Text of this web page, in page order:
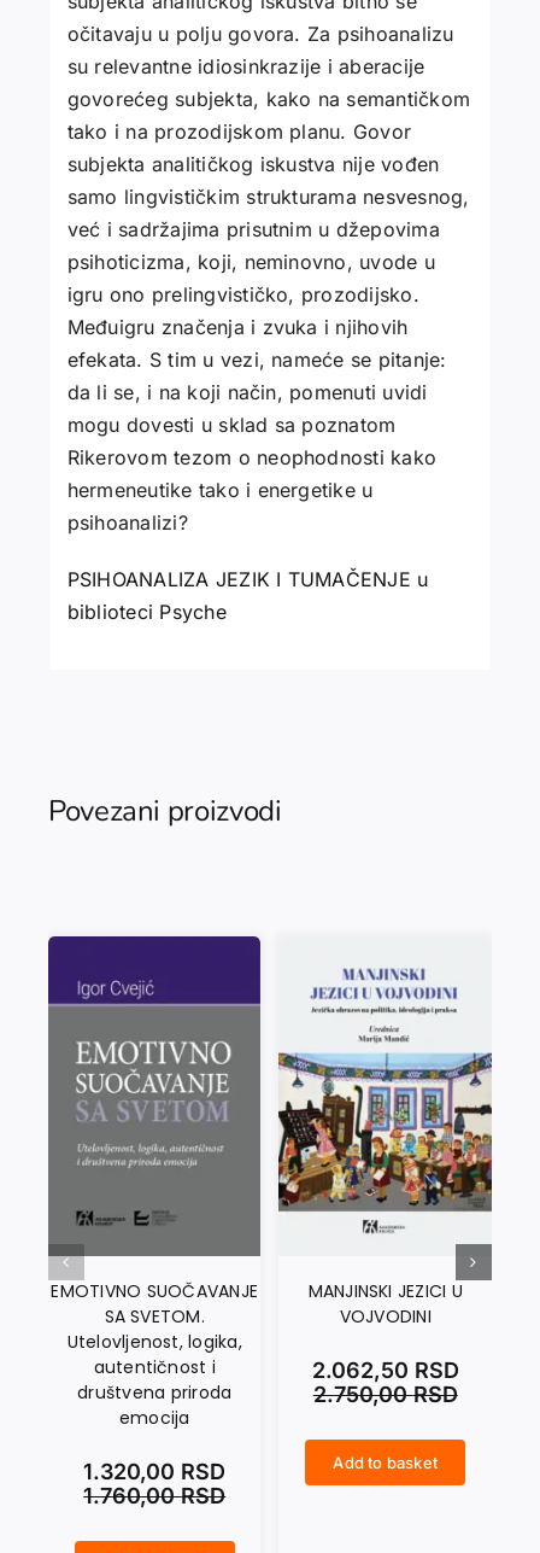
očitavaju u polju govora. Za psihoanalizu
su relevantne idiosinkrazije i aberacije
govorećeg subjekta, kako na semantičkom
tako i na prozodijskom planu. Govor
subjekta analitičkog iskustva nije vođen
samo lingvističkim strukturama nesvesnog,
već i sadržajima prisutnim u džepovima
psihoticizma, koji, neminovno, uvode u
igru ono prelingvističko, prozodijsko.
Međuigru značenja i zvuka i njihovih
efekata. S tim u vezi, nameće se pitanje:
da li se, i na koji način, pomenuti uvidi
mogu dovesti u sklad sa poznatom
Rikerovom tezom o neophodnosti kako
hermeneutike tako i energetike u
psihoanalizi?
PSIHOANALIZA JEZIK I TUMAČENJE u
biblioteci Psyche
Povezani proizvodi
EMOTIVNO SUOČAVANJE
SA SVETOM.
Utelovljenost, logika,
autentičnost i
društvena priroda
emocija
1.760,00RSD
1.320,00 RSD
MANJINSKI JEZICI U
VOJVODINI
2.750,00RSD
2.062,50 RSD
Add to basket